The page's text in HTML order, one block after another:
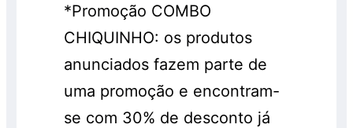
*Promoção COMBO
CHIQUINHO: os produtos
anunciados fazem parte de
uma promoção e encontram-
se com 30% de desconto já